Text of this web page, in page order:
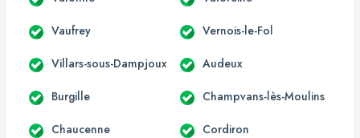
Vaufrey Vernois-le-Fol
Villars-sous-Dampjoux Audeux
Burgille Champvans-lès-Moulins
Chaucenne Cordiron